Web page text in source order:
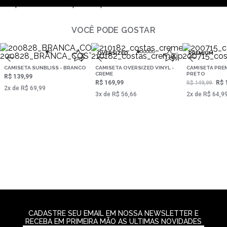
VOCÊ PODE GOSTAR
CAMISETA SUNBLISS - BRANCO
R$ 139,99
2‌x de R$ 69,99
OVERSIZED
CAMISETA OVERSIZED VINYL -
CREME
R$ 169,99
3‌x de R$ 56,66
PREMIUM
CAMISETA
PRETO
R$ 149,99 R$
2‌x de R$
CADASTRE SEU EMAIL EM NOSSA NEWSLETTER E
RECEBA EM PRIMEIRA MÃO AS ULTIMAS NOVIDADES